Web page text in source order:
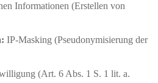
Informationen (Erstellen von
IP-Masking (Pseudonymisierung der
(Art. 6 Abs. 1 S. 1 lit. a.